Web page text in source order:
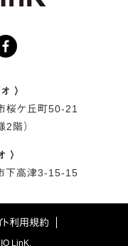
〉
桜ケ丘町50-21
2階）
〉
下高津3-15-15
ト利用規約
LinK.